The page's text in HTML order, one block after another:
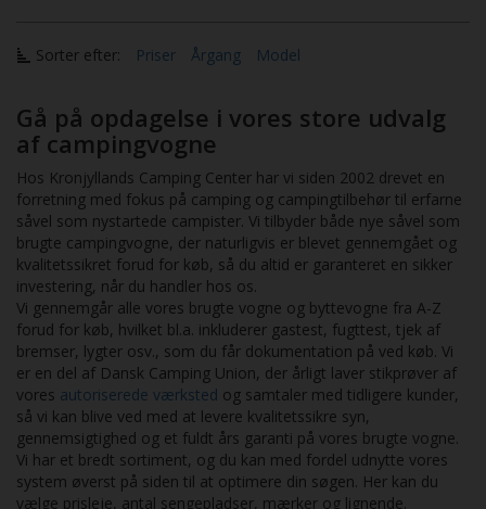
Sorter efter: Priser Årgang Model
Gå på opdagelse i vores store udvalg
af campingvogne
Hos Kronjyllands Camping Center har vi siden 2002 drevet en
forretning med fokus på camping og campingtilbehør til erfarne
såvel som nystartede campister. Vi tilbyder både nye såvel som
brugte campingvogne, der naturligvis er blevet gennemgået og
kvalitetssikret forud for køb, så du altid er garanteret en sikker
investering, når du handler hos os.
Vi gennemgår alle vores brugte vogne og byttevogne fra A-Z
forud for køb, hvilket bl.a. inkluderer gastest, fugttest, tjek af
bremser, lygter osv., som du får dokumentation på ved køb. Vi
er en del af Dansk Camping Union, der årligt laver stikprøver af
vores autoriserede værksted og samtaler med tidligere kunder,
så vi kan blive ved med at levere kvalitetssikre syn,
gennemsigtighed og et fuldt års garanti på vores brugte vogne.
Vi har et bredt sortiment, og du kan med fordel udnytte vores
system øverst på siden til at optimere din søgen. Her kan du
vælge prisleje, antal sengepladser, mærker og lignende.